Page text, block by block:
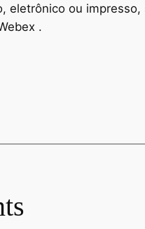
eletrônico ou
.